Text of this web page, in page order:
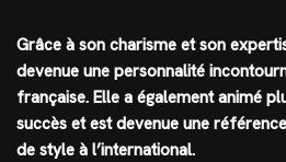
Grâce à son charisme et son
devenue une personnalité
française. Elle a également animé
succès et est devenue une
de style à l’international.